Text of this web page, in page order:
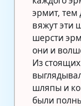
эрмит,
вяжут эти
шерсти
они и
Из
шляпы и
были